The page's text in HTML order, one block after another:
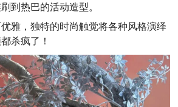
到热巴的活动造型。
雅，独特的时尚触觉将各种风格演绎
杀疯了！